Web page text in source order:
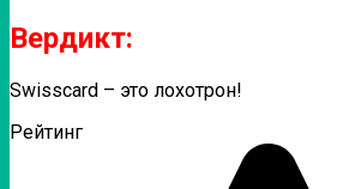
Вердикт:
Swisscard – это лохотрон!
Рейтинг